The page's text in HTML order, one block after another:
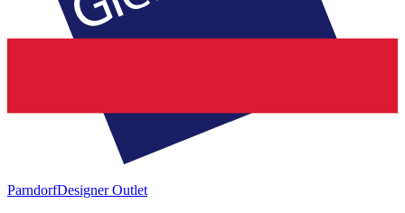
ParndorfDesigner Outlet